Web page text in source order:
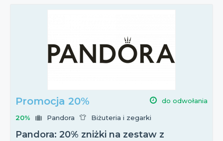
Promocja 20% do odwołania
20% Pandora Biżuteria i zegarki
Pandora: 20% zniżki na zestaw z